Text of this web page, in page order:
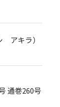
アキラ）
通巻260号